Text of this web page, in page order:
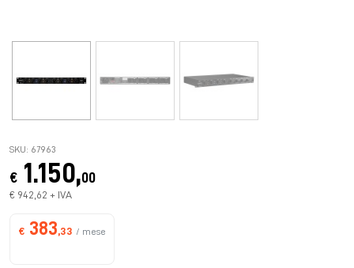
SKU: 67963
€ 1.150,00
€ 942,62 + IVA
€ 383 ,33 / mese